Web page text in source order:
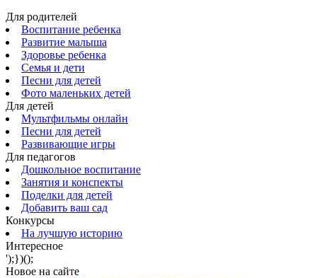
Для родителей
Воспитание ребенка
Развитие малыша
Здоровье ребенка
Семья и дети
Песни для детей
Фото маленьких детей
Для детей
Мультфильмы онлайн
Песни для детей
Развивающие игры
Для педагогов
Дошкольное воспитание
Занятия и конспекты
Поделки для детей
Добавить ваш сад
Конкурсы
На лучшую историю
Интересное
');})();
Новое на сайте